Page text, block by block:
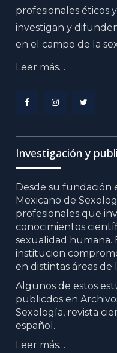
profesionales éticos
investigan y
en el campo de la
Leer más…
Item Item Item
Investigación y
Desde su fundación
Mexicano de
profesionales que
conocimientos
sexualidad humana.
institucion
en distintas áreas de
Algunos de estos
publicdos en
Sexología, revista
español.
Leer más…